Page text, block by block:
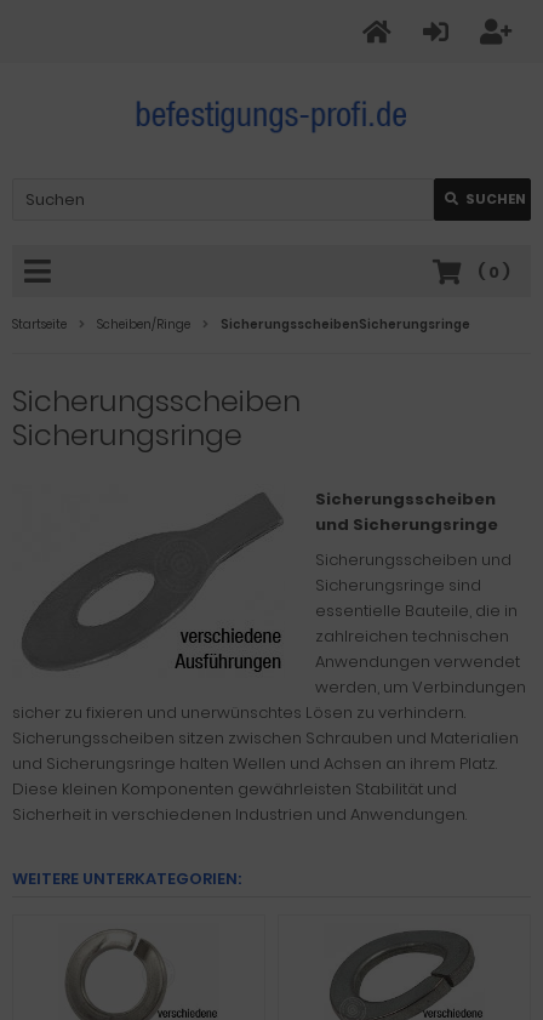
SUCHEN
( 0 )
Startseite Scheiben/Ringe SicherungsscheibenSicherungsringe
Sicherungsscheiben
Sicherungsringe
Sicherungsscheiben
und Sicherungsringe
Sicherungsscheiben und
Sicherungsringe sind
essentielle Bauteile, die in
zahlreichen technischen
Anwendungen verwendet
werden, um Verbindungen
sicher zu fixieren und unerwünschtes Lösen zu verhindern.
Sicherungsscheiben sitzen zwischen Schrauben und Materialien
und Sicherungsringe halten Wellen und Achsen an ihrem Platz.
Diese kleinen Komponenten gewährleisten Stabilität und
Sicherheit in verschiedenen Industrien und Anwendungen.
WEITERE UNTERKATEGORIEN: